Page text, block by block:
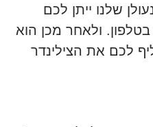
שלנו ייתן לכם
ולאחר מכן הוא
לכם את הצילינדר